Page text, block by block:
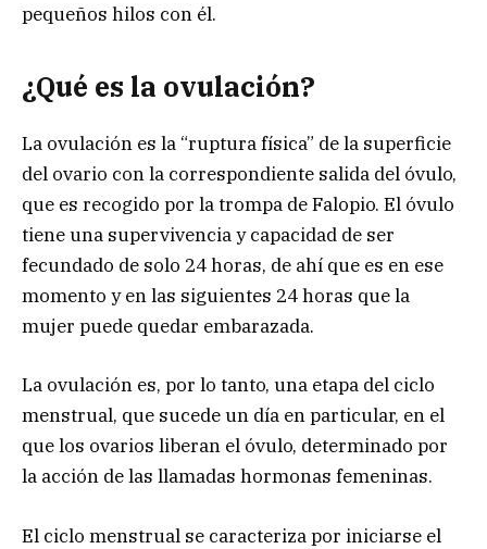
pequeños hilos con él.
¿Qué es la ovulación?
La ovulación es la “ruptura física” de la superficie
del ovario con la correspondiente salida del óvulo,
que es recogido por la trompa de Falopio. El óvulo
tiene una supervivencia y capacidad de ser
fecundado de solo 24 horas, de ahí que es en ese
momento y en las siguientes 24 horas que la
mujer puede quedar embarazada.
La ovulación es, por lo tanto, una etapa del ciclo
menstrual, que sucede un día en particular, en el
que los ovarios liberan el óvulo, determinado por
la acción de las llamadas hormonas femeninas.
El ciclo menstrual se caracteriza por iniciarse el